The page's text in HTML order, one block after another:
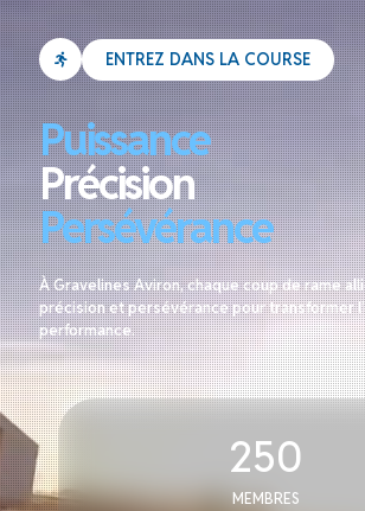
ENTREZ DANS LA COURSE
Puissance
Précision
Persévérance
À Gravelines Aviron, chaque coup de rame
précision et persévérance pour transformer
performance.
250
MEMBRES